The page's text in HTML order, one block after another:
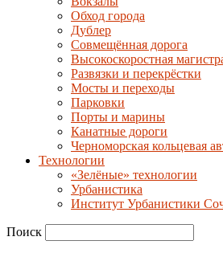
Обход города
Дублер
Совмещённая дорога
Высокоскоростная
Развязки и перекрёстки
Мосты и переходы
Парковки
Порты и марины
Канатные дороги
Черноморская кольцевая
Технологии
«Зелёные» технологии
Урбанистика
Институт Урбанистики
Поиск